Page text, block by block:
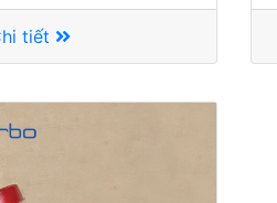
tiết